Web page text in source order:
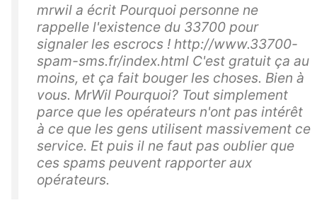
mrwil a écrit Pourquoi personne ne
rappelle l'existence du 33700 pour
signaler les escrocs ! http://www.33700-
spam-sms.fr/index.html C'est gratuit ça au
moins, et ça fait bouger les choses. Bien à
vous. MrWil Pourquoi? Tout simplement
parce que les opérateurs n'ont pas intérêt
à ce que les gens utilisent massivement ce
service. Et puis il ne faut pas oublier que
ces spams peuvent rapporter aux
opérateurs.